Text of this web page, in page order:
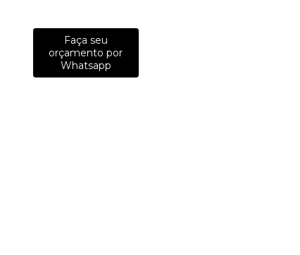
Faça seu
orçamento por
Whatsapp